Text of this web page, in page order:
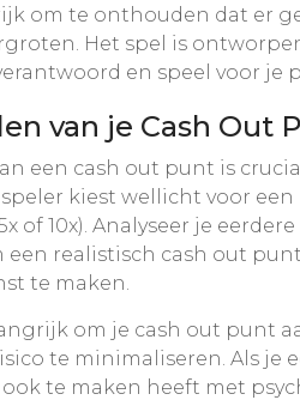
om te onthouden dat er
Het spel is
en speel voor je
van je Cash Out
een cash out punt is
kiest wellicht voor
of 10x). Analyseer je
realistisch cash out
te maken.
om je cash out punt
te minimaliseren. Als
ook te maken heeft met